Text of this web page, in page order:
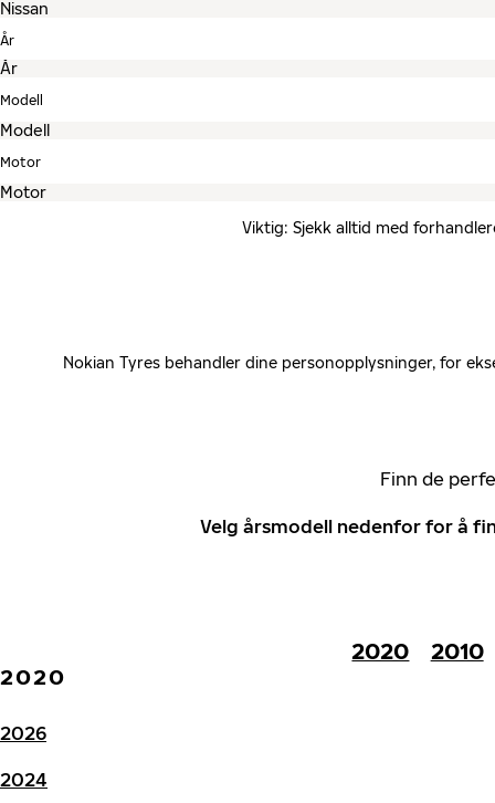
År
Modell
Motor
Viktig: Sjekk alltid med
Nokian Tyres behandler dine personopplysninger, for
Finn de
Velg årsmodell nedenfor for å
2020 2010
2020
2026
2024